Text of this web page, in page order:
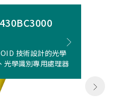
技術設計的光學
光學識別專用處理器